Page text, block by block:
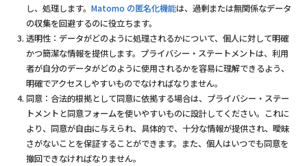
し、処理します。Matomo の匿名化機能は、過剰または無関係なデータ
の収集を回避するのに役立ちます。
透明性：データがどのように処理されるかについて、個人に対して明確
かつ簡潔な情報を提供します。プライバシー・ステートメントは、利用
者が自分のデータがどのように使用されるかを容易に理解できるよう、
明確でアクセスしやすいものでなければなりません。
同意：合法的根拠として同意に依拠する場合は、プライバシー・ステー
トメントと同意フォームを使いやすいものに設計してください。これに
より、同意が自由に与えられ、具体的で、十分な情報が提供され、曖昧
さがないことを保証することができます。また、個人はいつでも同意を
撤回できなければなりません。